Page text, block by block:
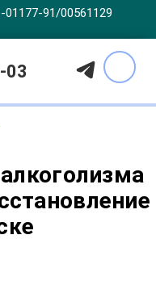
91/00561129
03